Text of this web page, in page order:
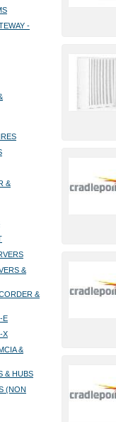
-
&
&
&
E
X
&
& HUBS
(NON